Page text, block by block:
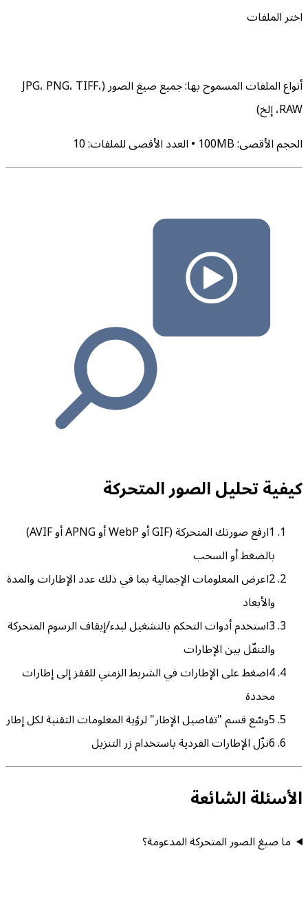
اختر الملفات
أنواع الملفات المسموح بها:
جميع صيغ الصور (JPG، PNG، TIFF،
RAW، إلخ)
الحجم الأقصى:
100MB
•العدد الأقصى للملفات:
10
كيفية تحليل الصور المتحركة
1
ارفع صورتك المتحركة (GIF أو WebP أو APNG أو AVIF)
بالضغط أو السحب
2اعرض المعلومات الإجمالية بما في ذلك عدد الإطارات والمدة
والأبعاد
3استخدم أدوات التحكم بالتشغيل لبدء/إيقاف الرسوم المتحركة
والتنقّل بين الإطارات
4اضغط على الإطارات في الشريط الزمني للقفز إلى إطارات
محددة
5وسّع قسم "تفاصيل الإطار" لرؤية المعلومات التقنية لكل إطار
6نزّل الإطارات الفردية باستخدام زر التنزيل
الأسئلة الشائعة
ما صيغ الصور المتحركة المدعومة؟